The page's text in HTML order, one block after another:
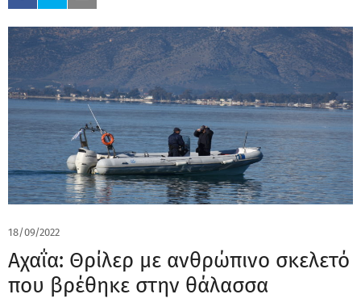
18/09/2022
Αχαΐα: Θρίλερ με ανθρώπινο σκελετό
που βρέθηκε στην θάλασσα